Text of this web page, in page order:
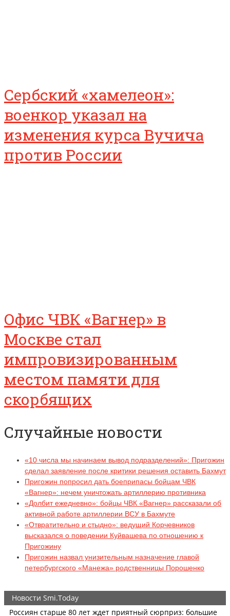
Сербский «хамелеон»:
военкор указал на
изменения курса Вучича
против России
Офис ЧВК «Вагнер» в
Москве стал
импровизированным
местом памяти для
скорбящих
Случайные новости
«10 числа мы начинаем вывод подразделений»: Пригожин
сделал заявление после критики решения оставить Бахмут
Пригожин попросил дать боеприпасы бойцам ЧВК
«Вагнер»: нечем уничтожать артиллерию противника
«Долбит ежедневно»: бойцы ЧВК «Вагнер» рассказали об
активной работе артиллерии ВСУ в Бахмуте
«Отвратительно и стыдно»: ведущий Корчевников
высказался о поведении Куйвашева по отношению к
Пригожину
Пригожин назвал унизительным назначение главой
петербургского «Манежа» родственницы Порошенко